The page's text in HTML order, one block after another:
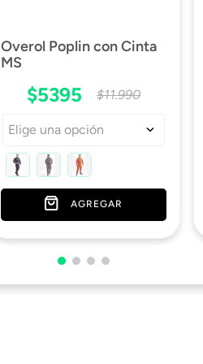
Overol Poplin con Cinta
MS
$5395 $11.990
Elige una opción
AGREGAR